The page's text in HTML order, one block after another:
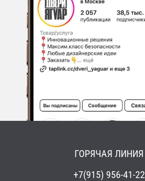
ГОРЯЧАЯ ЛИНИЯ
+7(915) 956-41-22